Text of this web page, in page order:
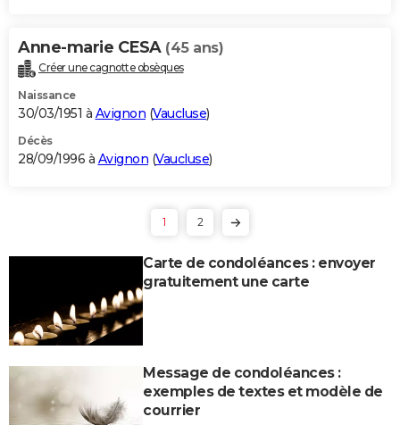
Anne-marie CESA (45 ans)
Créer une cagnotte obsèques
Naissance
30/03/1951 à Avignon (Vaucluse)
Décès
28/09/1996 à Avignon (Vaucluse)
1 2
Carte de condoléances : envoyer
gratuitement une carte
Message de condoléances :
exemples de textes et modèle de
courrier